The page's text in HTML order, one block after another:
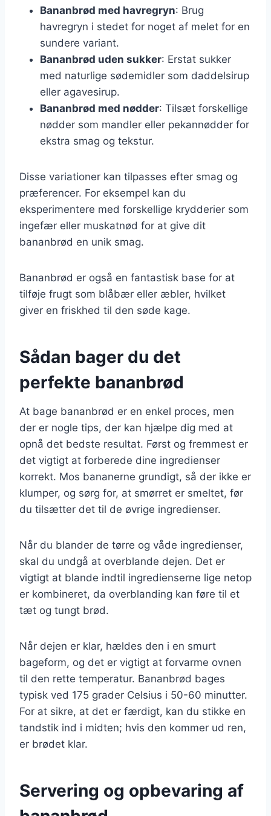
Bananbrød med havregryn: Brug
havregryn i stedet for noget af melet for en
sundere variant.
Bananbrød uden sukker: Erstat sukker
med naturlige sødemidler som daddelsirup
eller agavesirup.
Bananbrød med nødder: Tilsæt forskellige
nødder som mandler eller pekannødder for
ekstra smag og tekstur.
Disse variationer kan tilpasses efter smag og
præferencer. For eksempel kan du
eksperimentere med forskellige krydderier som
ingefær eller muskatnød for at give dit
bananbrød en unik smag.
Bananbrød er også en fantastisk base for at
tilføje frugt som blåbær eller æbler, hvilket
giver en friskhed til den søde kage.
Sådan bager du det
perfekte bananbrød
At bage bananbrød er en enkel proces, men
der er nogle tips, der kan hjælpe dig med at
opnå det bedste resultat. Først og fremmest er
det vigtigt at forberede dine ingredienser
korrekt. Mos bananerne grundigt, så der ikke er
klumper, og sørg for, at smørret er smeltet, før
du tilsætter det til de øvrige ingredienser.
Når du blander de tørre og våde ingredienser,
skal du undgå at overblande dejen. Det er
vigtigt at blande indtil ingredienserne lige netop
er kombineret, da overblanding kan føre til et
tæt og tungt brød.
Når dejen er klar, hældes den i en smurt
bageform, og det er vigtigt at forvarme ovnen
til den rette temperatur. Bananbrød bages
typisk ved 175 grader Celsius i 50-60 minutter.
For at sikre, at det er færdigt, kan du stikke en
tandstik ind i midten; hvis den kommer ud ren,
er brødet klar.
Servering og opbevaring af